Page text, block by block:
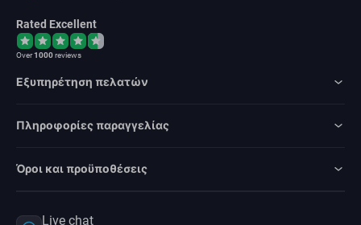
Rated Excellent
Over1000reviews
Εξυπηρέτηση πελατών
Πληροφορίες παραγγελίας
Όροι και προϋποθέσεις
Live chat